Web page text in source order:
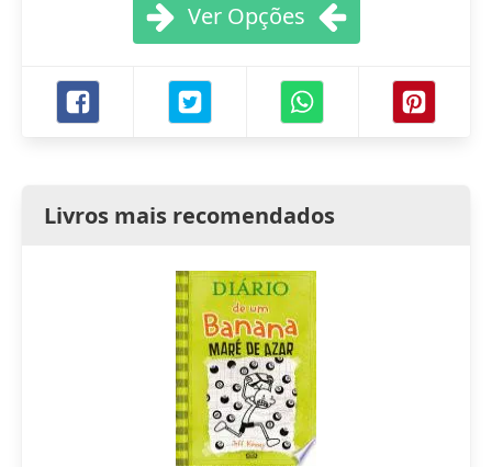
Ver Opções
Livros mais recomendados